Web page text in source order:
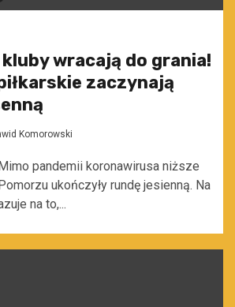
wracają do grania!
zaczynają
Komorowski
pandemii koronawirusa niższe
ukończyły rundę jesienną. Na
na to,...